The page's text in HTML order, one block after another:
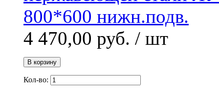
4 470,00 руб. / шт
В корзину
Кол-во: